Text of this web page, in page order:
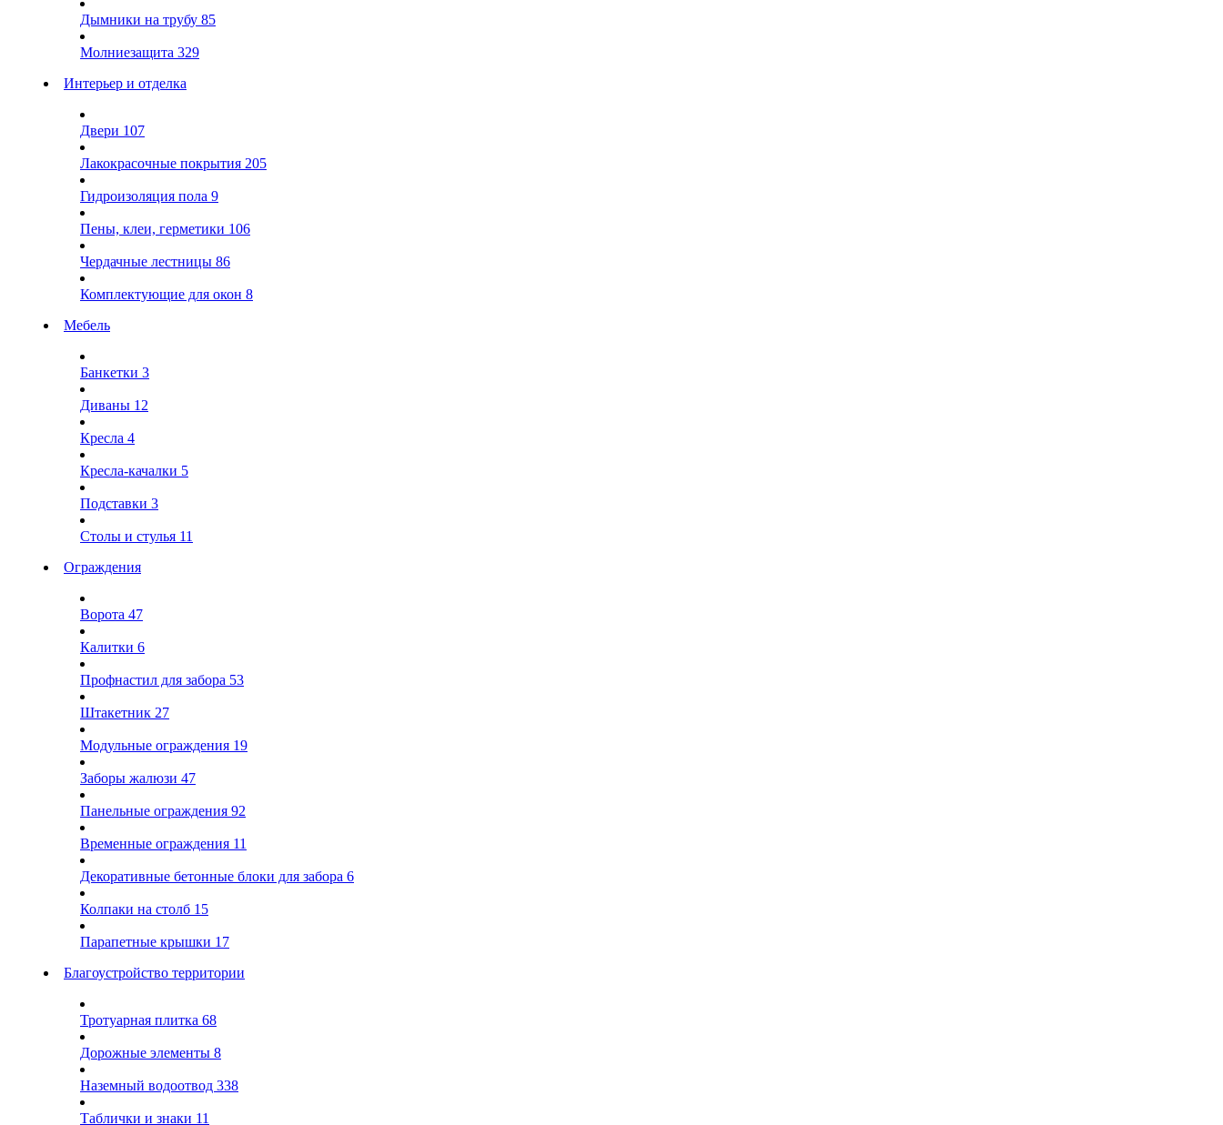
Дымники на трубу 85
Молниезащита 329
Интерьер и отделка
Двери 107
Лакокрасочные покрытия 205
Гидроизоляция пола 9
Пены, клеи, герметики 106
Чердачные лестницы 86
Комплектующие для окон 8
Мебель
Банкетки 3
Диваны 12
Кресла 4
Кресла-качалки 5
Подставки 3
Столы и стулья 11
Ограждения
Ворота 47
Калитки 6
Профнастил для забора 53
Штакетник 27
Модульные ограждения 19
Заборы жалюзи 47
Панельные ограждения 92
Временные ограждения 11
Декоративные бетонные блоки для забора 6
Колпаки на столб 15
Парапетные крышки 17
Благоустройство территории
Тротуарная плитка 68
Дорожные элементы 8
Наземный водоотвод 338
Таблички и знаки 11